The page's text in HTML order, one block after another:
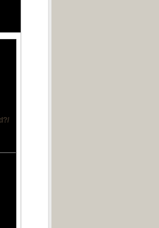
/?no=127497&ac=vd >